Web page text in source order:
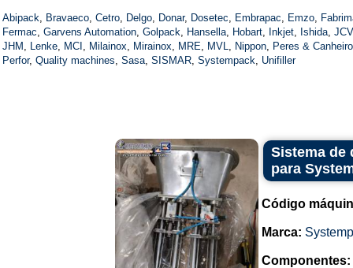
Abipack, Bravaeco, Cetro, Delgo, Donar, Dosetec, Embrapac, Emzo,
Fermac, Garvens Automation, Golpack, Hansella, Hobart, Inkjet, Ishida,
JHM , Lenke, MCI , Milainox, Mirainox, MRE, MVL, Nippon, Peres & Canheiro
Perfor, Quality machines, Sasa, SISMAR, Systempack, Unifiller
Sistema de
para
Código
Marca:
Componentes: